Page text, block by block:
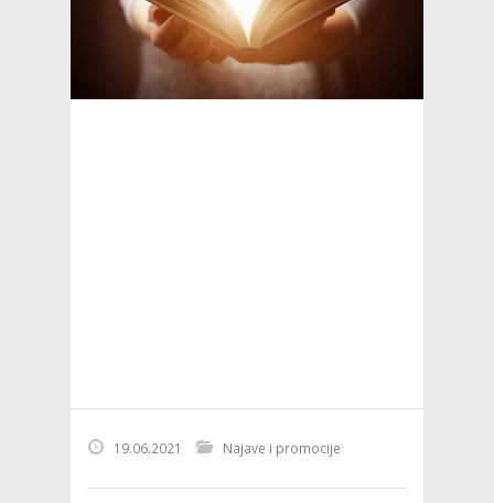
19.06.2021 Najave i promocije